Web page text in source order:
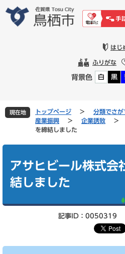
文
はじ
ふりがな
背景色 白 黒
現在地 トップページ > 分類でさが
産業振興
> 企業誘致 >
を締結しました
アサヒビール株式会
結しました
記事ID：0050319